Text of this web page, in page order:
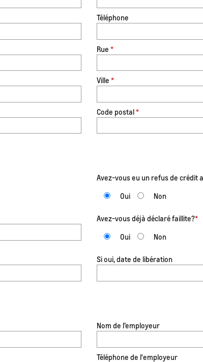
Téléphone
Rue *
Ville *
Code postal*
Avez-vous eu un refus de crédit
Oui
Non
Avez-vous déjà déclaré faillite?*
Oui
Non
Si oui, date de libération
Nom de l’employeur
Téléphone de l'employeur